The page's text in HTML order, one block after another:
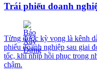
Trái phiếu doanh
Từng được kỳ vọng là kênh
phiếu doanh nghiệp sau giai
tốc, khi nhịp hồi phục trong
chậm.